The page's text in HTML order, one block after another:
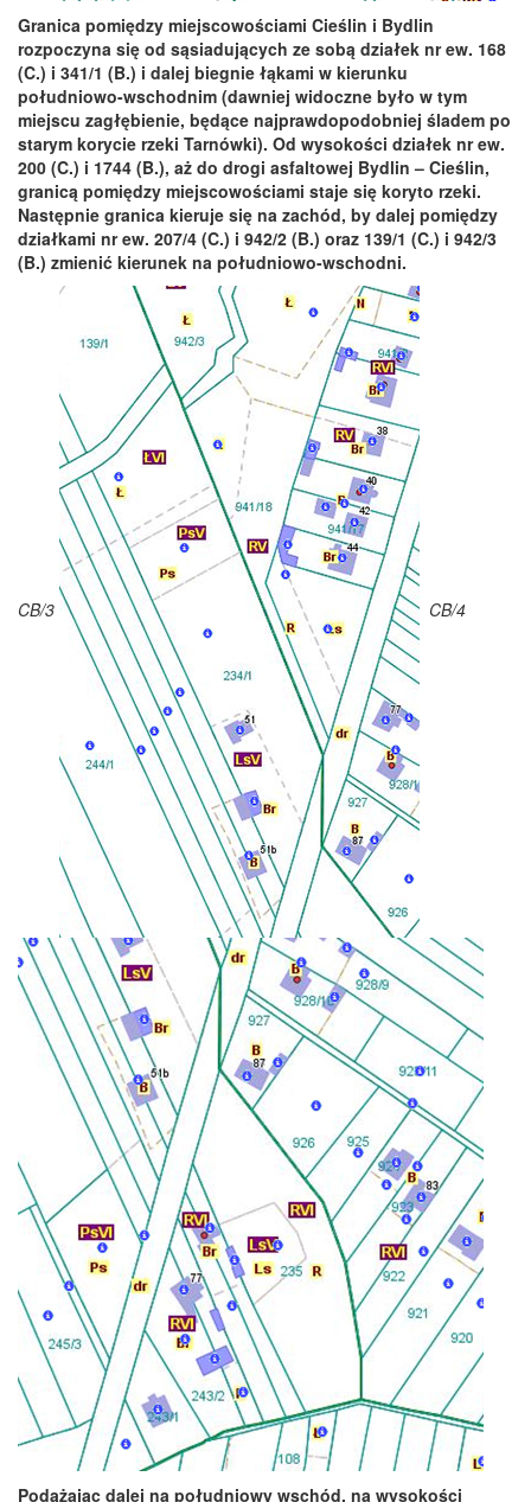
Granica pomiędzy miejscowościami Cieślin i Bydlin
rozpoczyna się od sąsiadujących ze sobą działek nr ew. 168
(C.) i 341/1 (B.) i dalej biegnie łąkami w kierunku
południowo-wschodnim (dawniej widoczne było w tym
miejscu zagłębienie, będące najprawdopodobniej śladem po
starym korycie rzeki Tarnówki). Od wysokości działek nr ew.
200 (C.) i 1744 (B.), aż do drogi asfaltowej Bydlin – Cieślin,
granicą pomiędzy miejscowościami staje się koryto rzeki.
Następnie granica kieruje się na zachód, by dalej pomiędzy
działkami nr ew. 207/4 (C.) i 942/2 (B.) oraz 139/1 (C.) i 942/3
(B.) zmienić kierunek na południowo-wschodni.
CB/3 CB/4
Podążając dalej na południowy wschód, na wysokości